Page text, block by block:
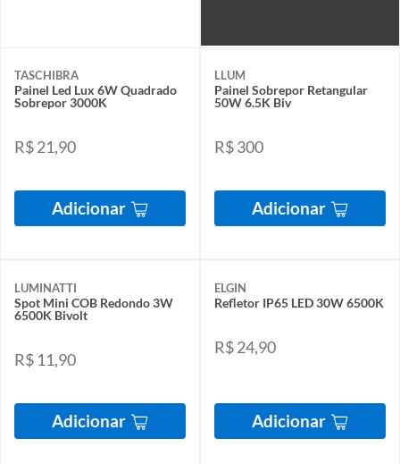
TASCHIBRA
Painel Led Lux 6W Quadrado
Sobrepor 3000K
R$ 21,90
Adicionar
LLUM
Painel Sobrepor Retangular
50W 6.5K Biv
R$ 300
Adicionar
LUMINATTI
Spot Mini COB Redondo 3W
6500K Bivolt
R$ 11,90
Adicionar
ELGIN
Refletor IP65 LED 30W 6500K
R$ 24,90
Adicionar